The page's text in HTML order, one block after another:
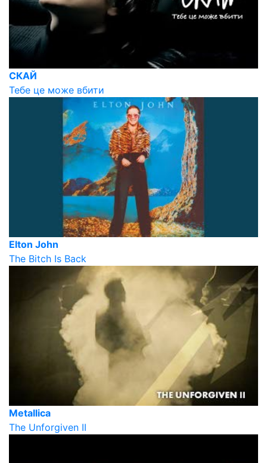
СКАЙ
Тебе це може вбити
Elton John
The Bitch Is Back
Metallica
The Unforgiven II